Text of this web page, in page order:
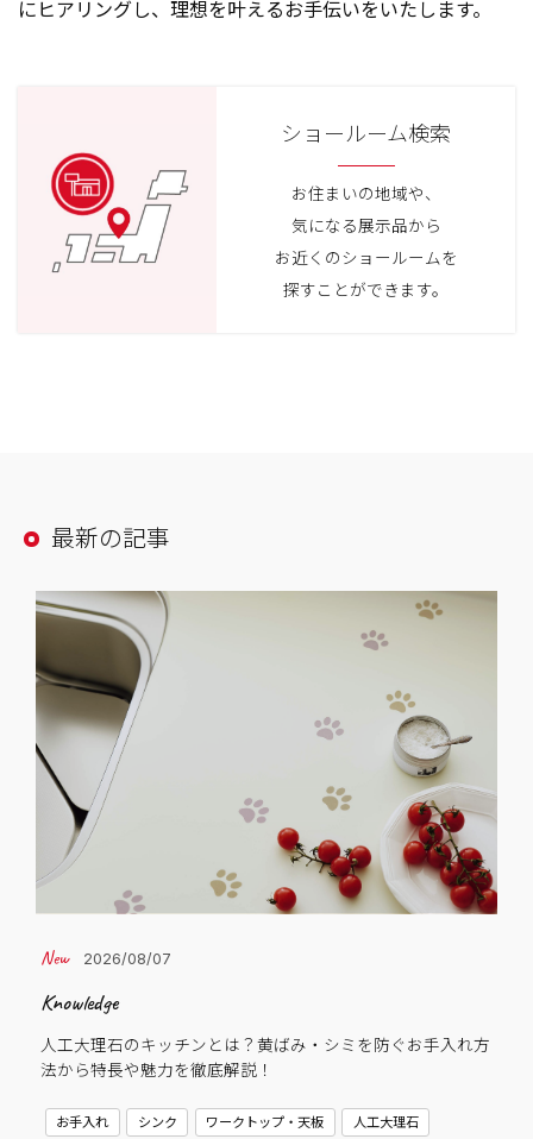
にヒアリングし、理想を叶えるお手伝いをいたします。
ショールーム検索
お住まいの地域や、
気になる展示品から
お近くのショールームを
探すことができます。
最新の記事
2026/08/07
Knowledge
人工大理石のキッチンとは？黄ばみ・シミを防ぐお手入れ方
法から特長や魅力を徹底解説！
お手入れ シンク ワークトップ・天板
人工大理石